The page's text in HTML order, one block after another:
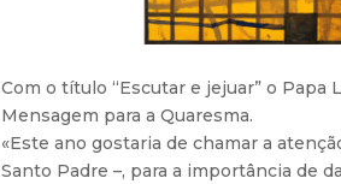
Com o título “Escutar e jejuar” o Papa
Mensagem para a Quaresma.
«Este ano gostaria de chamar a
Santo Padre –, para a importância de